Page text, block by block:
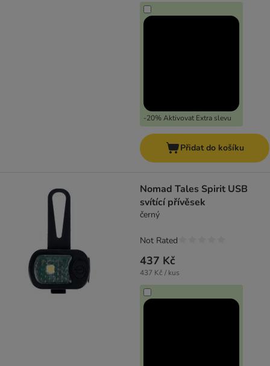
-20% Aktivovat Extra slevu
Přidat do košíku
Nomad Tales Spirit USB
svítící přívěsek
černý
437 Kč
437 Kč / kus
Not Rated